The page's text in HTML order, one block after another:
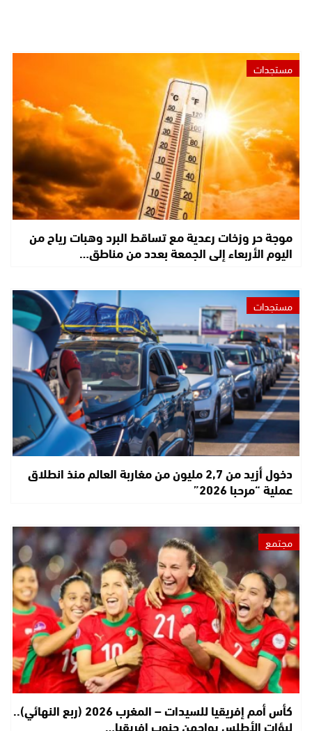
مستجدات
موجة حر وزخات رعدية مع تساقط البرد وهبات رياح من
اليوم الأربعاء إلى الجمعة بعدد من مناطق…
مستجدات
دخول أزيد من 2,7 مليون من مغاربة العالم منذ انطلاق
عملية “مرحبا 2026”
مجتمع
كأس أمم إفريقيا للسيدات – المغرب 2026 (ربع النهائي)..
لبؤات الأطلس يواجهن جنوب إفريقيا…